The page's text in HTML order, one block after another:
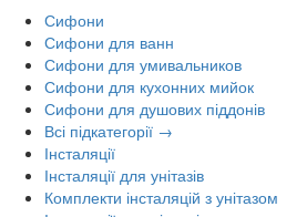
Сифони
Сифони для ванн
Сифони для умивальников
Сифони для кухонних мийок
Сифони для душових піддонів
Всі підкатегорії →
Інсталяції
Інсталяції для унітазів
Комплекти інсталяцій з унітазом